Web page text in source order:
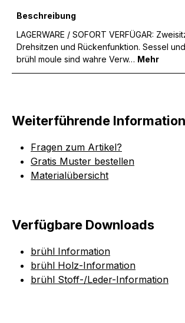
Beschreibung
LAGERWARE / SOFORT VERFÜGAR:
Drehsitzen und Rückenfunktion. Sessel
brühl moule sind wahre Verw… Mehr
Weiterführende
Fragen zum Artikel?
Gratis Muster bestellen
Materialübersicht
Verfügbare Downloads
brühl Information
brühl Holz-Information
brühl Stoff-/Leder-Information